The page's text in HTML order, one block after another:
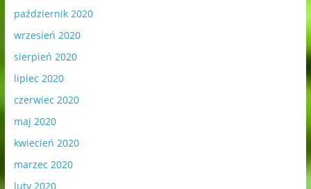
październik 2020
wrzesień 2020
sierpień 2020
lipiec 2020
czerwiec 2020
maj 2020
kwiecień 2020
marzec 2020
luty 2020